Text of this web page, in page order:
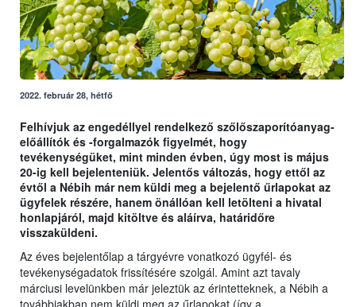
2022. február 28, hétfő
Felhívjuk az engedéllyel rendelkező szőlőszaporítóanyag-
előállítók és -forgalmazók figyelmét, hogy
tevékenységüket, mint minden évben, úgy most is május
20-ig kell bejelenteniük. Jelentős változás, hogy ettől az
évtől a Nébih már nem küldi meg a bejelentő űrlapokat az
ügyfelek részére, hanem önállóan kell letölteni a hivatal
honlapjáról, majd kitöltve és aláírva, határidőre
visszaküldeni.
Az éves bejelentőlap a tárgyévre vonatkozó ügyfél- és
tevékenységadatok frissítésére szolgál. Amint azt tavaly
márciusi levelünkben már jeleztük az érintetteknek, a Nébih a